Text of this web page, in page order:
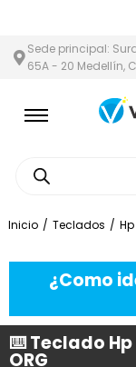
Sede principal:
65A - 20 Medellín,
Inicio / Teclados / Hp
¿Como
⌨️ Teclado Hp
ORG